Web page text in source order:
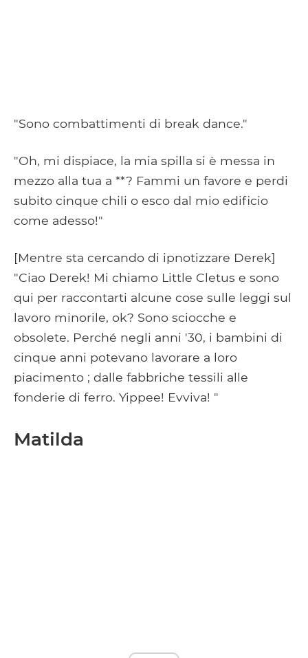
"Sono combattimenti di break dance."
"Oh, mi dispiace, la mia spilla si è messa in
mezzo alla tua a **? Fammi un favore e perdi
subito cinque chili o esco dal mio edificio
come adesso!"
[Mentre sta cercando di ipnotizzare Derek]
"Ciao Derek! Mi chiamo Little Cletus e sono
qui per raccontarti alcune cose sulle leggi sul
lavoro minorile, ok? Sono sciocche e
obsolete. Perché negli anni '30, i bambini di
cinque anni potevano lavorare a loro
piacimento ; dalle fabbriche tessili alle
fonderie di ferro. Yippee! Evviva! "
Matilda